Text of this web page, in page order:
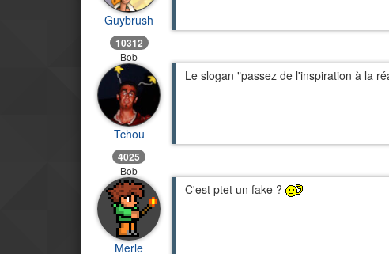
Guybrush
10312
Bob
Tchou
4025
Bob
Le slogan "passez de l'inspiration à la
Merle
C'est ptet un fake ?